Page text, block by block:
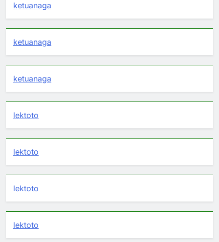
ketuanaga
ketuanaga
ketuanaga
lektoto
lektoto
lektoto
lektoto